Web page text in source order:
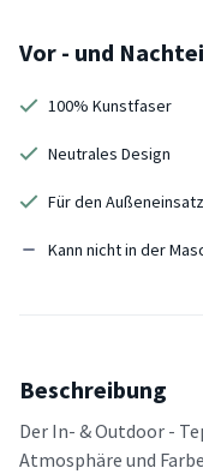
Vor - und
100% Kunstfaser
Neutrales Design
Für den
Kann nicht in der
Beschreibung
Der In- & Outdoor -
Atmosphäre und